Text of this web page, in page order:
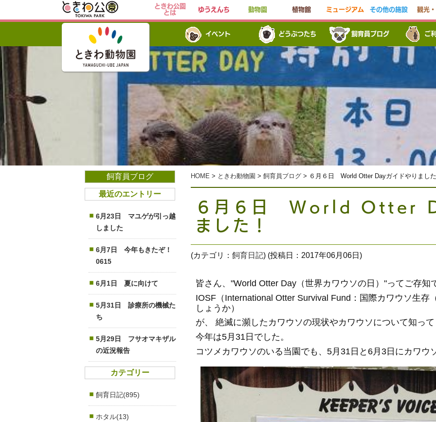
ときわ公園
とは
ゆうえんち 動物園 植物館 ミュージアム その他の施設 観光
イベント どうぶつたち 飼育員ブログ ご
HOME > ときわ動物園 > 飼育員ブログ > ６月６日 World Otter Dayガイドやりまし
６月６日 World Otter
ました！
(カテゴリ： 飼育日記) (投稿日：2017年06月06日)
皆さん、"World Otter Day（世界カワウソの日）"ってご存知
IOSF（International Otter Survival Fund：国際カワウソ生存
しょうか）
が、 絶滅に瀕したカワウソの現状やカワウソについて知っ
今年は5月31日でした。
コツメカワウソのいる当園でも、5月31日と6月3日にカワウ
飼育員ブログ
最近のエントリー
6月23日 マユゲが引っ越
しました
6月7日 今年もきたぞ！
0615
6月1日 夏に向けて
5月31日 診療所の機械た
ち
5月29日 フサオマキザル
の近況報告
カテゴリー
飼育日記(895)
ホタル(13)